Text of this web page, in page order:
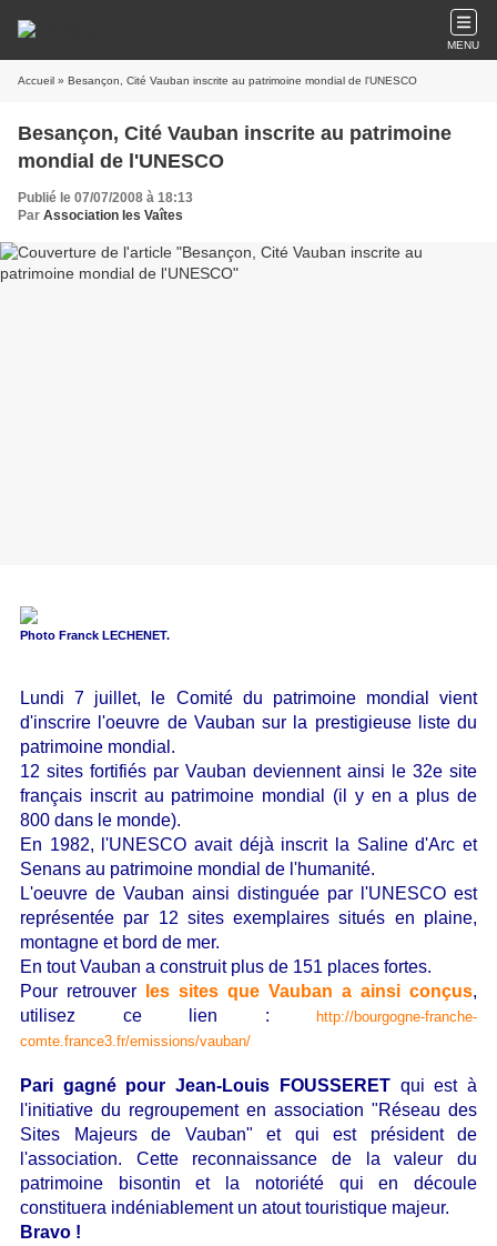
MENU
Accueil » Besançon, Cité Vauban inscrite au patrimoine mondial de l'UNESCO
Besançon, Cité Vauban inscrite au patrimoine
mondial de l'UNESCO
Publié le 07/07/2008 à 18:13
Par Association les Vaîtes
Photo Franck LECHENET.
Lundi 7 juillet, le Comité du patrimoine mondial vient
d'inscrire l'oeuvre de Vauban sur la prestigieuse liste du
patrimoine mondial.
12 sites fortifiés par Vauban deviennent ainsi le 32e site
français inscrit au patrimoine mondial (il y en a plus de
800 dans le monde).
En 1982, l'UNESCO avait déjà inscrit la Saline d'Arc et
Senans au patrimoine mondial de l'humanité.
L'oeuvre de Vauban ainsi distinguée par l'UNESCO est
représentée par 12 sites exemplaires situés en plaine,
montagne et bord de mer.
En tout Vauban a construit plus de 151 places fortes.
Pour retrouver
les sites que Vauban a ainsi conçus,
utilisez ce lien :
http://bourgogne-franche-
comte.france3.fr/emissions/vauban/
Pari gagné pour Jean-Louis FOUSSERETqui est à
l'initiative du regroupement en association "Réseau des
Sites Majeurs de Vauban" et qui est président de
l'association. Cette reconnaissance de la valeur du
patrimoine bisontin et la notoriété qui en découle
constituera indéniablement un atout touristique majeur.
Bravo !